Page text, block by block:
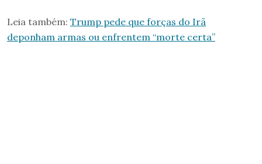
Leia também: Trump pede que forças do Irã
deponham armas ou enfrentem “morte certa”